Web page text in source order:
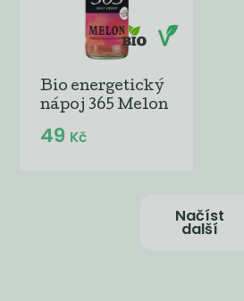
Bio energetický
nápoj 365 Melon
49 Kč
Načíst
další